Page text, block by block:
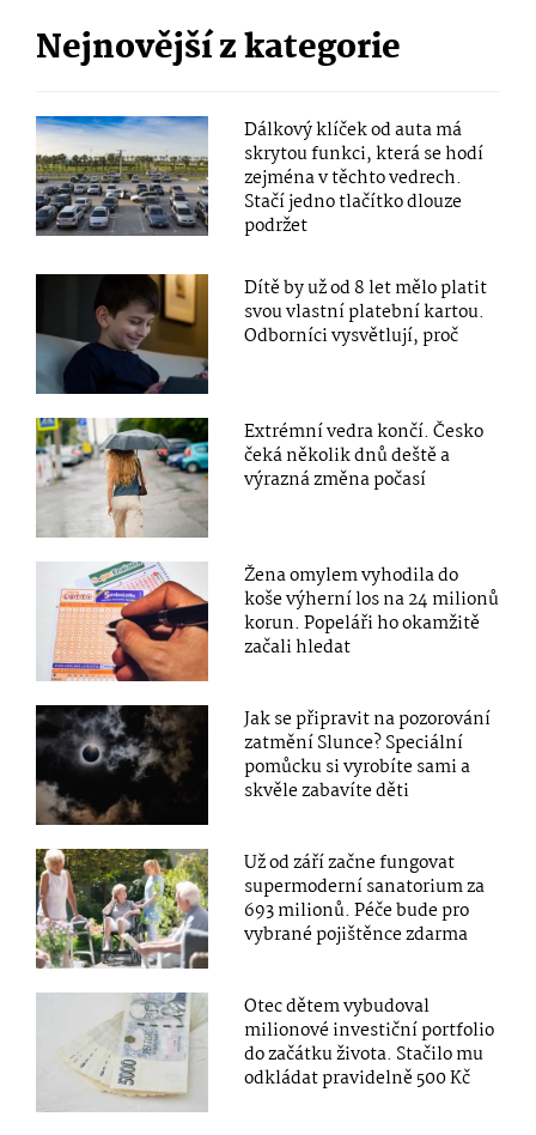
Nejnovější z kategorie
Dálkový klíček od auta má
skrytou funkci, která se hodí
zejména v těchto vedrech.
Stačí jedno tlačítko dlouze
podržet
Dítě by už od 8 let mělo platit
svou vlastní platební kartou.
Odborníci vysvětlují, proč
Extrémní vedra končí. Česko
čeká několik dnů deště a
výrazná změna počasí
Žena omylem vyhodila do
koše výherní los na 24 milionů
korun. Popeláři ho okamžitě
začali hledat
Jak se připravit na pozorování
zatmění Slunce? Speciální
pomůcku si vyrobíte sami a
skvěle zabavíte děti
Už od září začne fungovat
supermoderní sanatorium za
693 milionů. Péče bude pro
vybrané pojištěnce zdarma
Otec dětem vybudoval
milionové investiční portfolio
do začátku života. Stačilo mu
odkládat pravidelně 500 Kč